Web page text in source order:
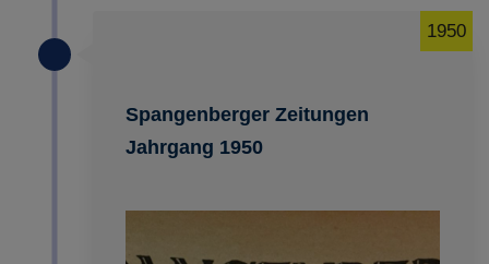
Spangenberger Zeitungen
Jahrgang 1950
1950